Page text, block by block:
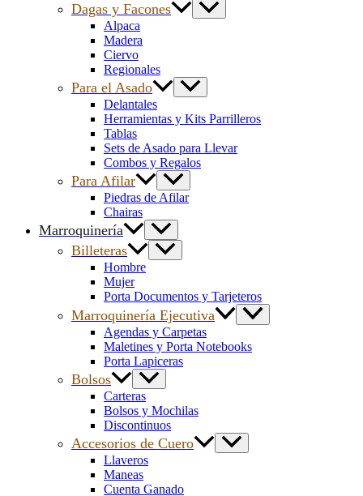
Dagas y Facones
Alpaca
Madera
Ciervo
Regionales
Para el Asado
Delantales
Herramientas y Kits Parrilleros
Tablas
Sets de Asado para Llevar
Combos y Regalos
Para Afilar
Piedras de Afilar
Chairas
Marroquinería
Billeteras
Hombre
Mujer
Porta Documentos y Tarjeteros
Marroquinería Ejecutiva
Agendas y Carpetas
Maletines y Porta Notebooks
Porta Lapiceras
Bolsos
Carteras
Bolsos y Mochilas
Discontinuos
Accesorios de Cuero
Llaveros
Maneas
Cuenta Ganado